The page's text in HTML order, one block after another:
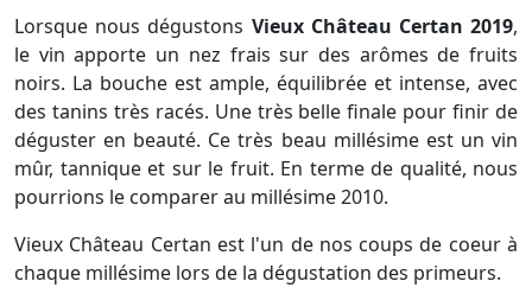
Lorsque nous dégustons Vieux Château Certan 2019,
le vin apporte un nez frais sur des arômes de fruits
noirs. La bouche est ample, équilibrée et intense, avec
des tanins très racés. Une très belle finale pour finir de
déguster en beauté. Ce très beau millésime est un vin
mûr, tannique et sur le fruit. En terme de qualité, nous
pourrions le comparer au millésime 2010.
Vieux Château Certan est l'un de nos coups de coeur à
chaque millésime lors de la dégustation des primeurs.